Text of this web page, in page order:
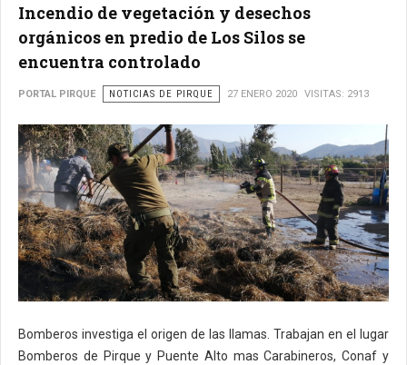
Incendio de vegetación y desechos
orgánicos en predio de Los Silos se
encuentra controlado
PORTAL PIRQUE NOTICIAS DE PIRQUE 27 ENERO 2020 VISITAS: 2913
Bomberos investiga el origen de las llamas. Trabajan en el lugar
Bomberos de Pirque y Puente Alto mas Carabineros, Conaf y